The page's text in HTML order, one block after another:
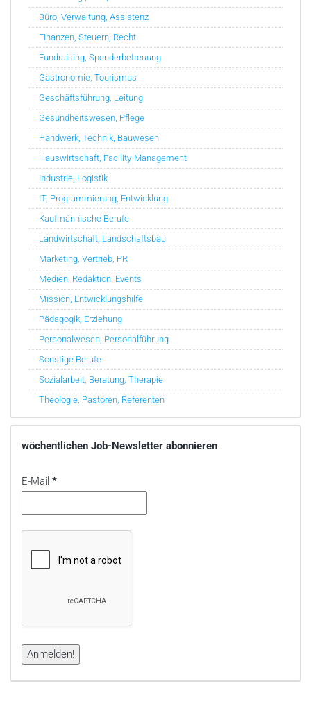
Büro, Verwaltung, Assistenz
Finanzen, Steuern, Recht
Fundraising, Spenderbetreuung
Gastronomie, Tourismus
Geschäftsführung, Leitung
Gesundheitswesen, Pflege
Handwerk, Technik, Bauwesen
Hauswirtschaft, Facility-Management
Industrie, Logistik
IT, Programmierung, Entwicklung
Kaufmännische Berufe
Landwirtschaft, Landschaftsbau
Marketing, Vertrieb, PR
Medien, Redaktion, Events
Mission, Entwicklungshilfe
Pädagogik, Erziehung
Personalwesen, Personalführung
Sonstige Berufe
Sozialarbeit, Beratung, Therapie
Theologie, Pastoren, Referenten
wöchentlichen Job-Newsletter abonnieren
E-Mail *